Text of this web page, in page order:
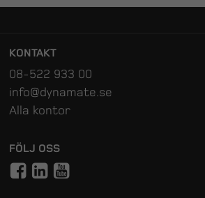
KONTAKT
08-522 933 00
info@dynamate.se
Alla kontor
FÖLJ OSS